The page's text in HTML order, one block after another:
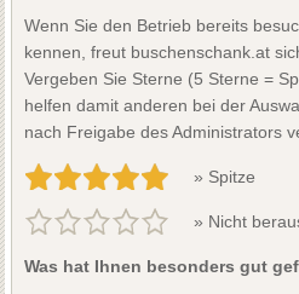
Wenn Sie den Betrieb bereits
kennen, freut buschenschank.at
Vergeben Sie Sterne (5 Sterne =
helfen damit anderen bei der
nach Freigabe des Administrators
» Spitze
» Nicht
Was hat Ihnen besonders gut